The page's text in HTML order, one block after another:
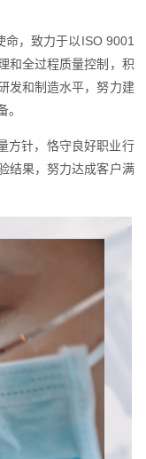
命，致力于以ISO 9001
和全过程质量控制，积
发和制造水平，努力建
。
方针，恪守良好职业行
结果，努力达成客户满